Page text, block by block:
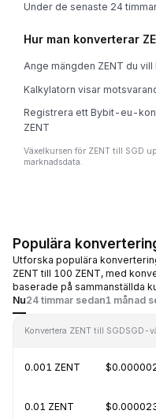
Under de senaste 24
Hur man konverterar
Ange mängden ZENT du
Kalkylatorn visar
Registrera ett Bybit-eu-
ZENT
Växelkursen för ZENT till SGD
marknadsdata.
Populära
Utforska populära
ZENT till 100 ZENT, med
baserade på sammanställda
Nu24 timmar sedan1 månad
Konvertera ZENT till SGDSGD-
0.001 ZENT
0.01 ZENT